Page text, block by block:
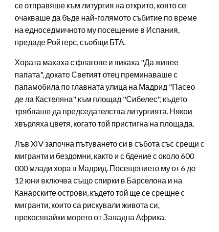
се отправяше към литургия на открито, която се
очакваше да бъде най-голямото събитие по време
на едноседмичното му посещение в Испания,
предаде Ройтерс, съобщи БТА.
Хората махаха с флагове и викаха "Да живее
папата", докато Светият отец преминаваше с
папамобила по главната улица на Мадрид "Пасео
де ла Кастеляна" към площад "Сибелес", където
трябваше да председателства литургията. Някои
хвърляха цветя, когато той пристигна на площада.
Лъв XIV започна пътуването си в събота със срещи с
мигранти и бездомни, както и с бдение с около 600
000 млади хора в Мадрид. Посещението му от 6 до
12 юни включва също спирки в Барселона и на
Канарските острови, където той ще се срещне с
мигранти, които са рискували живота си,
прекосявайки морето от Западна Африка.